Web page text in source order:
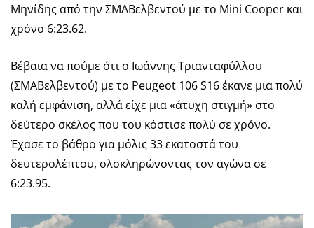
Μηνίδης από την ΣΜΑΒελβεντού με το Mini Cooper και
χρόνο 6:23.62.
Βέβαια να πούμε ότι ο Ιωάννης Τριανταφύλλου
(ΣΜΑΒελβεντού) με το Peugeot 106 S16 έκανε μια πολύ
καλή εμφάνιση, αλλά είχε μια «άτυχη στιγμή» στο
δεύτερο σκέλος που του κόστισε πολύ σε χρόνο.
Έχασε το βάθρο για μόλις 33 εκατοστά του
δευτερολέπτου, ολοκληρώνοντας τον αγώνα σε
6:23.95.